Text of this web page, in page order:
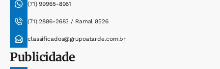
(71) 99965-8961
(71) 2886-2683 / Ramal 8526
classificados@grupoatarde.com.br
Publicidade